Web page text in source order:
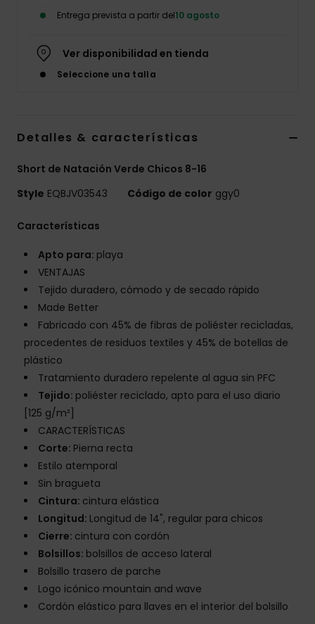
Entrega prevista a partir del10 agosto
Ver disponibilidad en tienda
Seleccione una talla
Detalles & características
Short de Natación Verde Chicos 8-16
Style EQBJV03543 Código de color ggy0
Características
Apto para: playa
VENTAJAS
Tejido duradero, cómodo y de secado rápido
Made Better
Fabricado con 45% de fibras de poliéster recicladas,
procedentes de residuos textiles y 45% de botellas de
plástico
Tratamiento duradero repelente al agua sin PFC
Tejido: poliéster reciclado, apto para el uso diario
[125 g/m²]
CARACTERÍSTICAS
Corte: Pierna recta
Estilo atemporal
Sin bragueta
Cintura: cintura elástica
Longitud: Longitud de 14", regular para chicos
Cierre: cintura con cordón
Bolsillos: bolsillos de acceso lateral
Bolsillo trasero de parche
Logo icónico mountain and wave
Cordón elástico para llaves en el interior del bolsillo